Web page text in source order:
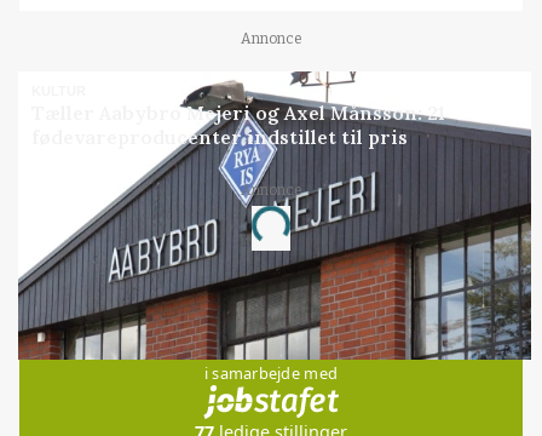
Annonce
Tæller Aabybro Mejeri og Axel Månsson: 21
fødevareproducenter indstillet til pris
Annonce
Loading...
Jobs
i samarbejde med